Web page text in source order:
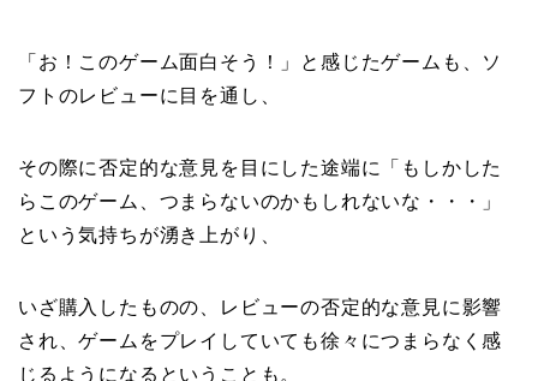
「お！このゲーム面白そう！」と感じたゲームも、ソ
フトのレビューに目を通し、
その際に否定的な意見を目にした途端に「もしかした
らこのゲーム、つまらないのかもしれないな・・・」
という気持ちが湧き上がり、
いざ購入したものの、レビューの否定的な意見に影響
され、ゲームをプレイしていても徐々につまらなく感
じるようになるということも。